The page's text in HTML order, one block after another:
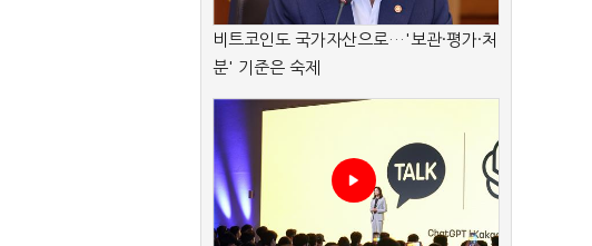
비트코인도 국가자산으로…'보관·평가·처
분' 기준은 숙제